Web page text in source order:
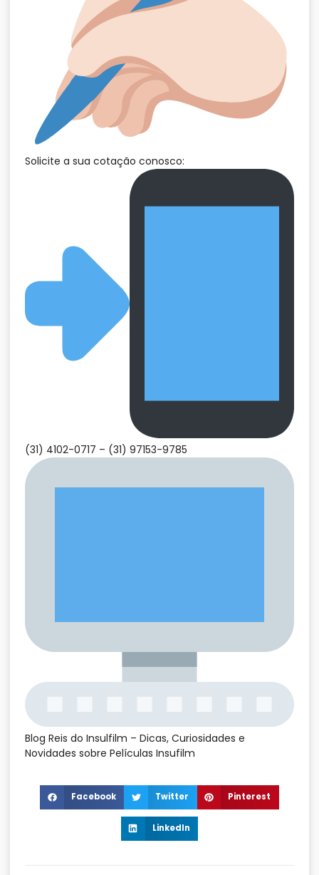
Solicite a sua cotação conosco:
(31) 4102-0717 – (31) 97153-9785
Blog Reis do Insulfilm – Dicas, Curiosidades e
Novidades sobre Películas Insufilm
Facebook Twitter Pinterest
LinkedIn